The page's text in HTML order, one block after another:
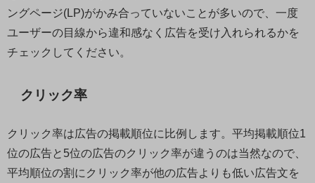
ングページ(LP)がかみ合っていないことが多いので、一度
ユーザーの目線から違和感なく広告を受け入れられるかを
チェックしてください。
クリック率
クリック率は広告の掲載順位に比例します。平均掲載順位1
位の広告と5位の広告のクリック率が違うのは当然なので、
平均順位の割にクリック率が他の広告よりも低い広告文を